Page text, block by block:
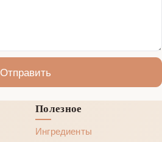
Отправить
Полезное
Ингредиенты